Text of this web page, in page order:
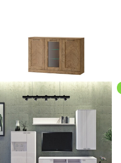
Cozy 45
2514 zł 2044zł